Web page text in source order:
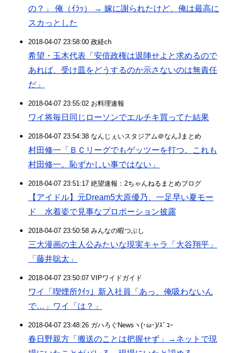
の？」 俺（ｲﾗｯ） → 嫁に謝られたけど、俺は最高に
スカっとした
2018-04-07 23:58:00 政経ch
希望・玉木代表「安倍政権は退陣せよと求めるので
あれば、受け皿をどうするのか示さないのは無責任
だ」
2018-04-07 23:55:02 お料理速報
ワイ将毎日同じローソンでエルチキ買ってた結果
2018-04-07 23:54:38 なんじぇいスタジアム＠なんJまとめ
村田修一「ＢＣリーグでもゲッツーを打つ。これも
村田修一。恥ずかしい事ではない」
2018-04-07 23:51:17 絶望速報：2ちゃんねるまとめブログ
【アイドル】元Dream5大原優乃、一足早い夏モー
ド 水着姿で見事なプロポーション披露
2018-04-07 23:50:58 みんなの暇つぶし
三大漫画の主人公みたいな現実キャラ「大谷翔平」
「藤井聡太」
2018-04-07 23:50:07 VIPワイドガイド
ワイ「喫煙所ｸｲｯ」新入社員「あっ、俺吸わないん
で…」ワイ「は？」
2018-04-07 23:48:26 ガハろぐNewsヽ(･ω･)/ｽﾞｺｰ
春日野親方「搬送のことは把握せず」→ネットで現